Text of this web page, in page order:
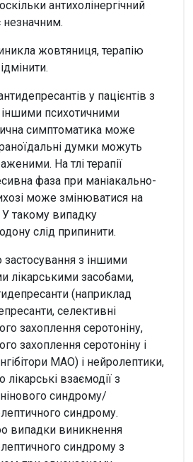
антихолінергічний
незначним.
жовтяниця, терапію
у пацієнтів з
психотичними
симптоматика може
думки можуть
На тлі терапії
фаза при маніакально-
може змінюватися на
У такому випадку
слід припинити.
застосування з іншими
лікарськими засобами,
(наприклад
селективні
захоплення серотоніну,
захоплення серотоніну і
МАО) і нейролептики,
взаємодії з
синдрому/
синдрому.
випадки виникнення
синдрому з